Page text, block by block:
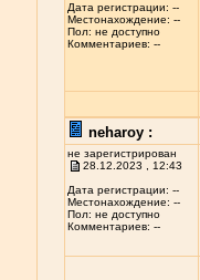
Дата регистрации: --
Местонахождение: --
Пол: не доступно
Комментариев: --
neharoy :
не зарегистрирован
28.12.2023 , 12:43
Дата регистрации: --
Местонахождение: --
Пол: не доступно
Комментариев: --